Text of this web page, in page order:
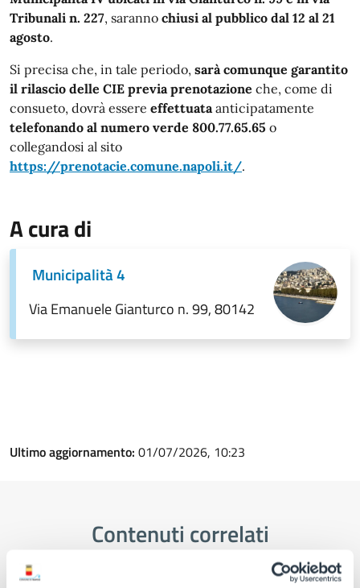
Tribunali n. 227, saranno chiusi al pubblico dal 12 al 21
agosto.
Si precisa che, in tale periodo, sarà comunque garantito
il rilascio delle CIE previa prenotazione che, come di
consueto, dovrà essere effettuataanticipatamente
telefonando al numero verde 800.77.65.65 o
collegandosi al sito
https://prenotacie.comune.napoli.it/.
A cura di
Municipalità 4
Via Emanuele Gianturco n. 99, 80142
Ultimo aggiornamento: 01/07/2026, 10:23
Contenuti correlati